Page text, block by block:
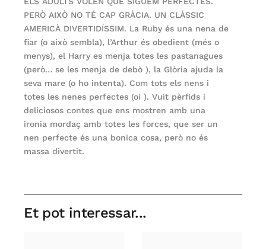
PERÒ AIXÒ NO TÉ CAP GRÀCIA. UN CLÀSSIC
AMERICÀ DIVERTIDÍSSIM. La Ruby és una nena de
fiar (o això sembla), l’Arthur és obedient (més o
menys), el Harry es menja totes les pastanagues
(però… se les menja de debò ), la Glòria ajuda la
seva mare (o ho intenta). Com tots els nens i
totes les nenes perfectes (oi ). Vuit pèrfids i
deliciosos contes que ens mostren amb una
ironia mordaç amb totes les forces, que ser un
nen perfecte és una bonica cosa, però no és
massa divertit.
Et pot interessar...